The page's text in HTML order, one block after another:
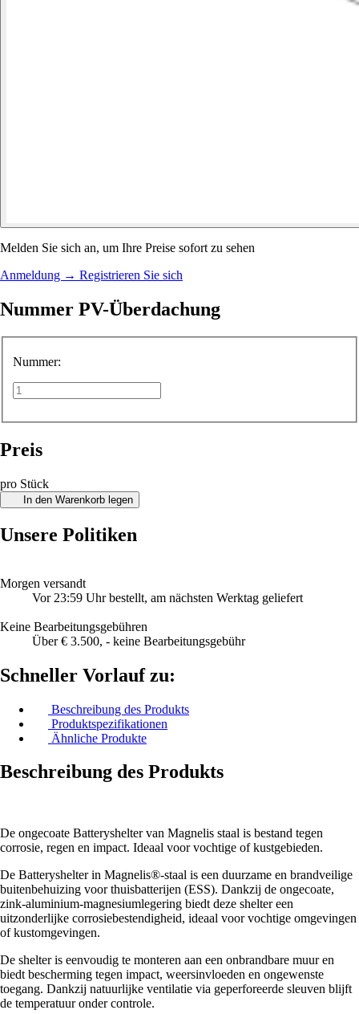
Melden Sie sich an, um Ihre Preise sofort zu sehen
Anmeldung → Registrieren Sie sich
Nummer PV-Überdachung
Nummer:
Preis
pro Stück
In den Warenkorb legen
Unsere Politiken
Morgen versandt
Vor 23:59 Uhr bestellt, am nächsten Werktag geliefert
Keine Bearbeitungsgebühren
Über € 3.500, - keine Bearbeitungsgebühr
Schneller Vorlauf zu:
Beschreibung des Produkts
Produktspezifikationen
Ähnliche Produkte
Beschreibung des Produkts
De ongecoate Batteryshelter van Magnelis staal is bestand tegen
corrosie, regen en impact. Ideaal voor vochtige of kustgebieden.
De Batteryshelter in Magnelis®-staal is een duurzame en brandveilige
buitenbehuizing voor thuisbatterijen (ESS). Dankzij de ongecoate,
zink-aluminium-magnesiumlegering biedt deze shelter een
uitzonderlijke corrosiebestendigheid, ideaal voor vochtige omgevingen
of kustomgevingen.
De shelter is eenvoudig te monteren aan een onbrandbare muur en
biedt bescherming tegen impact, weersinvloeden en ongewenste
toegang. Dankzij natuurlijke ventilatie via geperforeerde sleuven blijft
de temperatuur onder controle.